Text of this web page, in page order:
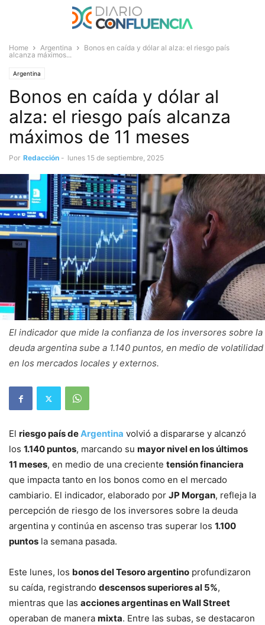
Home Argentina
Bonos en caída y dólar al alza: el riesgo país
alcanza máximos...
Argentina
Bonos en caída y dólar al
alza: el riesgo país alcanza
máximos de 11 meses
Por Redacción - lunes 15 de septiembre, 2025
El indicador que mide la confianza de los inversores sobre la
deuda argentina sube a 1.140 puntos, en medio de volatilidad
en los mercados locales y externos.
El riesgo país deArgentina volvió a dispararse y alcanzó
los 1.140 puntos, marcando su mayor nivel en los últimos
11 meses, en medio de una creciente tensión financiera
que impacta tanto en los bonos como en el mercado
cambiario. El indicador, elaborado por JP Morgan, refleja la
percepción de riesgo de los inversores sobre la deuda
argentina y continúa en ascenso tras superar los 1.100
puntos la semana pasada.
Este lunes, los bonos del Tesoro argentino profundizaron
su caída, registrando descensos superiores al 5%,
mientras que las acciones argentinas en Wall Street
operaban de manera mixta. Entre las subas, se destacaron